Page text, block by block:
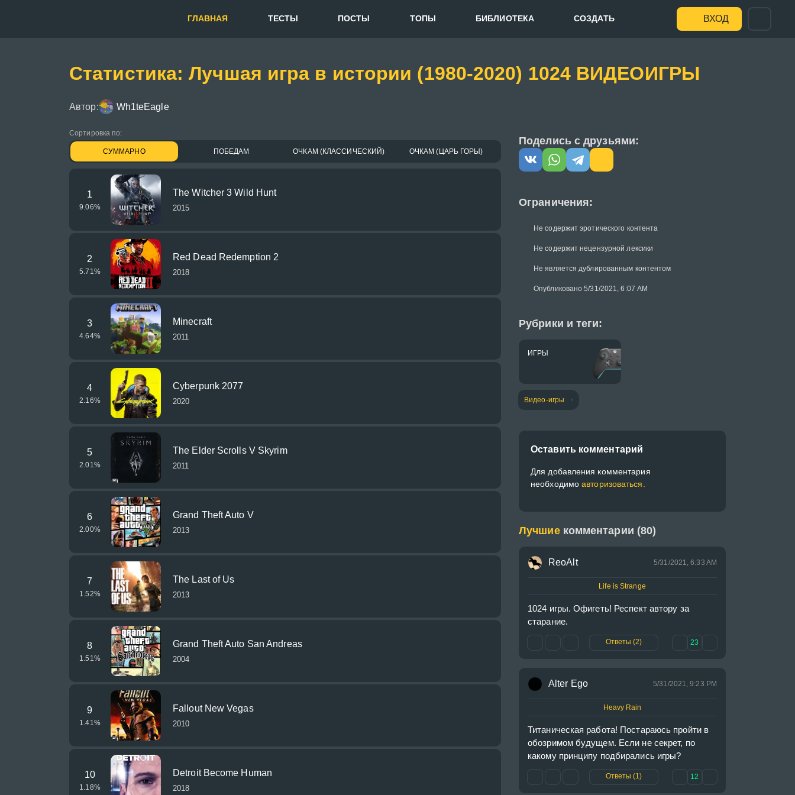
ГЛАВНАЯ ТЕСТЫ ПОСТЫ ТОПЫ БИБЛИОТЕКА СОЗДАТЬ ВХОД
Статистика: Лучшая игра в истории (1980-2020) 1024 ВИДЕОИГРЫ
Автор: Wh1teEagle
Сортировка по:
СУММАРНО ПОБЕДАМ ОЧКАМ (КЛАССИЧЕСКИЙ) ОЧКАМ (ЦАРЬ ГОРЫ)
1
9.06%
The Witcher 3 Wild Hunt
2015
2
5.71 %
Red Dead Redemption 2
2018
3
4.64%
Minecraft
2011
4
2.16%
Cyberpunk 2077
2020
5
2.01 %
The Elder Scrolls V Skyrim
2011
6
2.00%
Grand Theft Auto V
2013
7
1.52%
The Last of Us
2013
8
1.51 %
Grand Theft Auto San Andreas
2004
9
1.41 %
Fallout New Vegas
2010
10
1.18%
Detroit Become Human
2018
Поделись с друзьями:
Ограничения:
Не содержит эротического контента
Не содержит нецензурной лексики
Не является дублированным контентом
Опубликовано 5/31/2021, 6:07 AM
Рубрики и теги:
ИГРЫ
Видео-игры
Оставить комментарий
Для добавления комментария
необходимоавторизоваться.
Лучшие комментарии (80)
ReoAlt 5/31/2021, 6:33 AM
Life is Strange
1024 игры. Офигеть! Респект автору за
старание.
Ответы (2) 23
Alter Ego 5/31/2021, 9:23 PM
Heavy Rain
Титаническая работа! Постараюсь пройти в
обозримом будущем. Если не секрет, по
какому принципу подбирались игры?
Ответы (1) 12